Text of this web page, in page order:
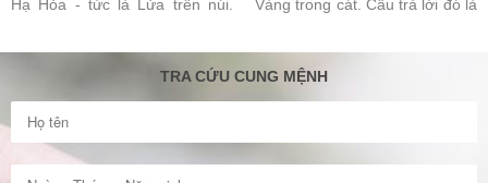
Hạ Hỏa - tức là Lửa trên núi.
Vàng trong cát. Câu trả lời đó là
TRA CỨU CUNG MỆNH